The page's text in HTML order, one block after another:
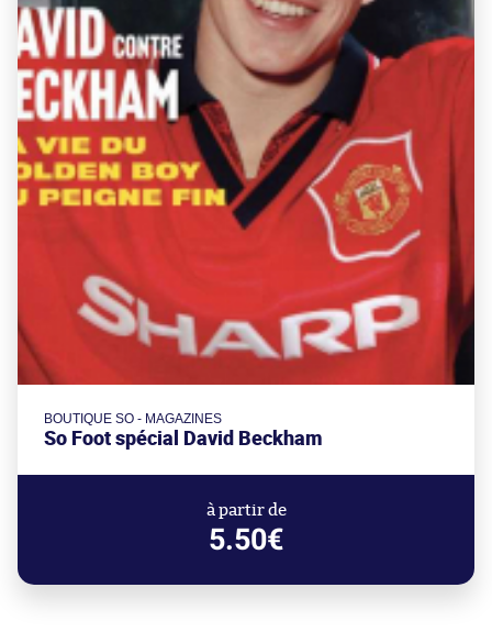
BOUTIQUE SO - MAGAZINES
So Foot spécial David Beckham
à partir de
5.50€